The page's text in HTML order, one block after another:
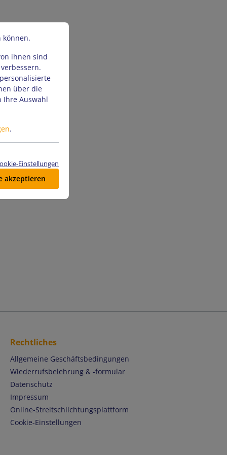
Rechtliches
Allgemeine Geschäftsbedingungen
Wiederrufsbelehrung & -formular
Datenschutz
Impressum
Online-Streitschlichtungsplattform
Cookie-Einstellungen
können.
ihnen sind
über die
Ihre Auswahl
.
Einstellungen
akzeptieren